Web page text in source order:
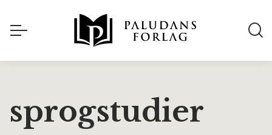
sprogstudier